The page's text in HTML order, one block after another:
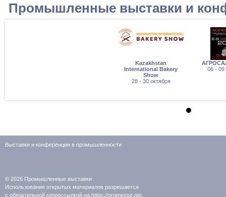
Промышленные выставки и
Kazakhstan
International Bakery
Show
28 - 30 октября
06 - 09
Выставки и конференции в промышленности
© 2026 Промышленные выставки
Использование открытых материалов разрешается
с обязательной гиперссылкой на https://promexpo.net